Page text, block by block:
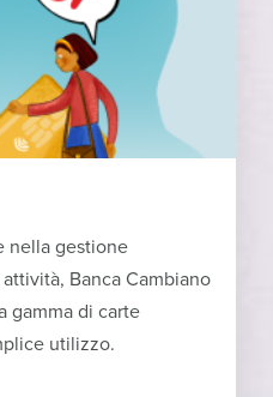
nella gestione
Banca Cambiano
gamma di carte
utilizzo.